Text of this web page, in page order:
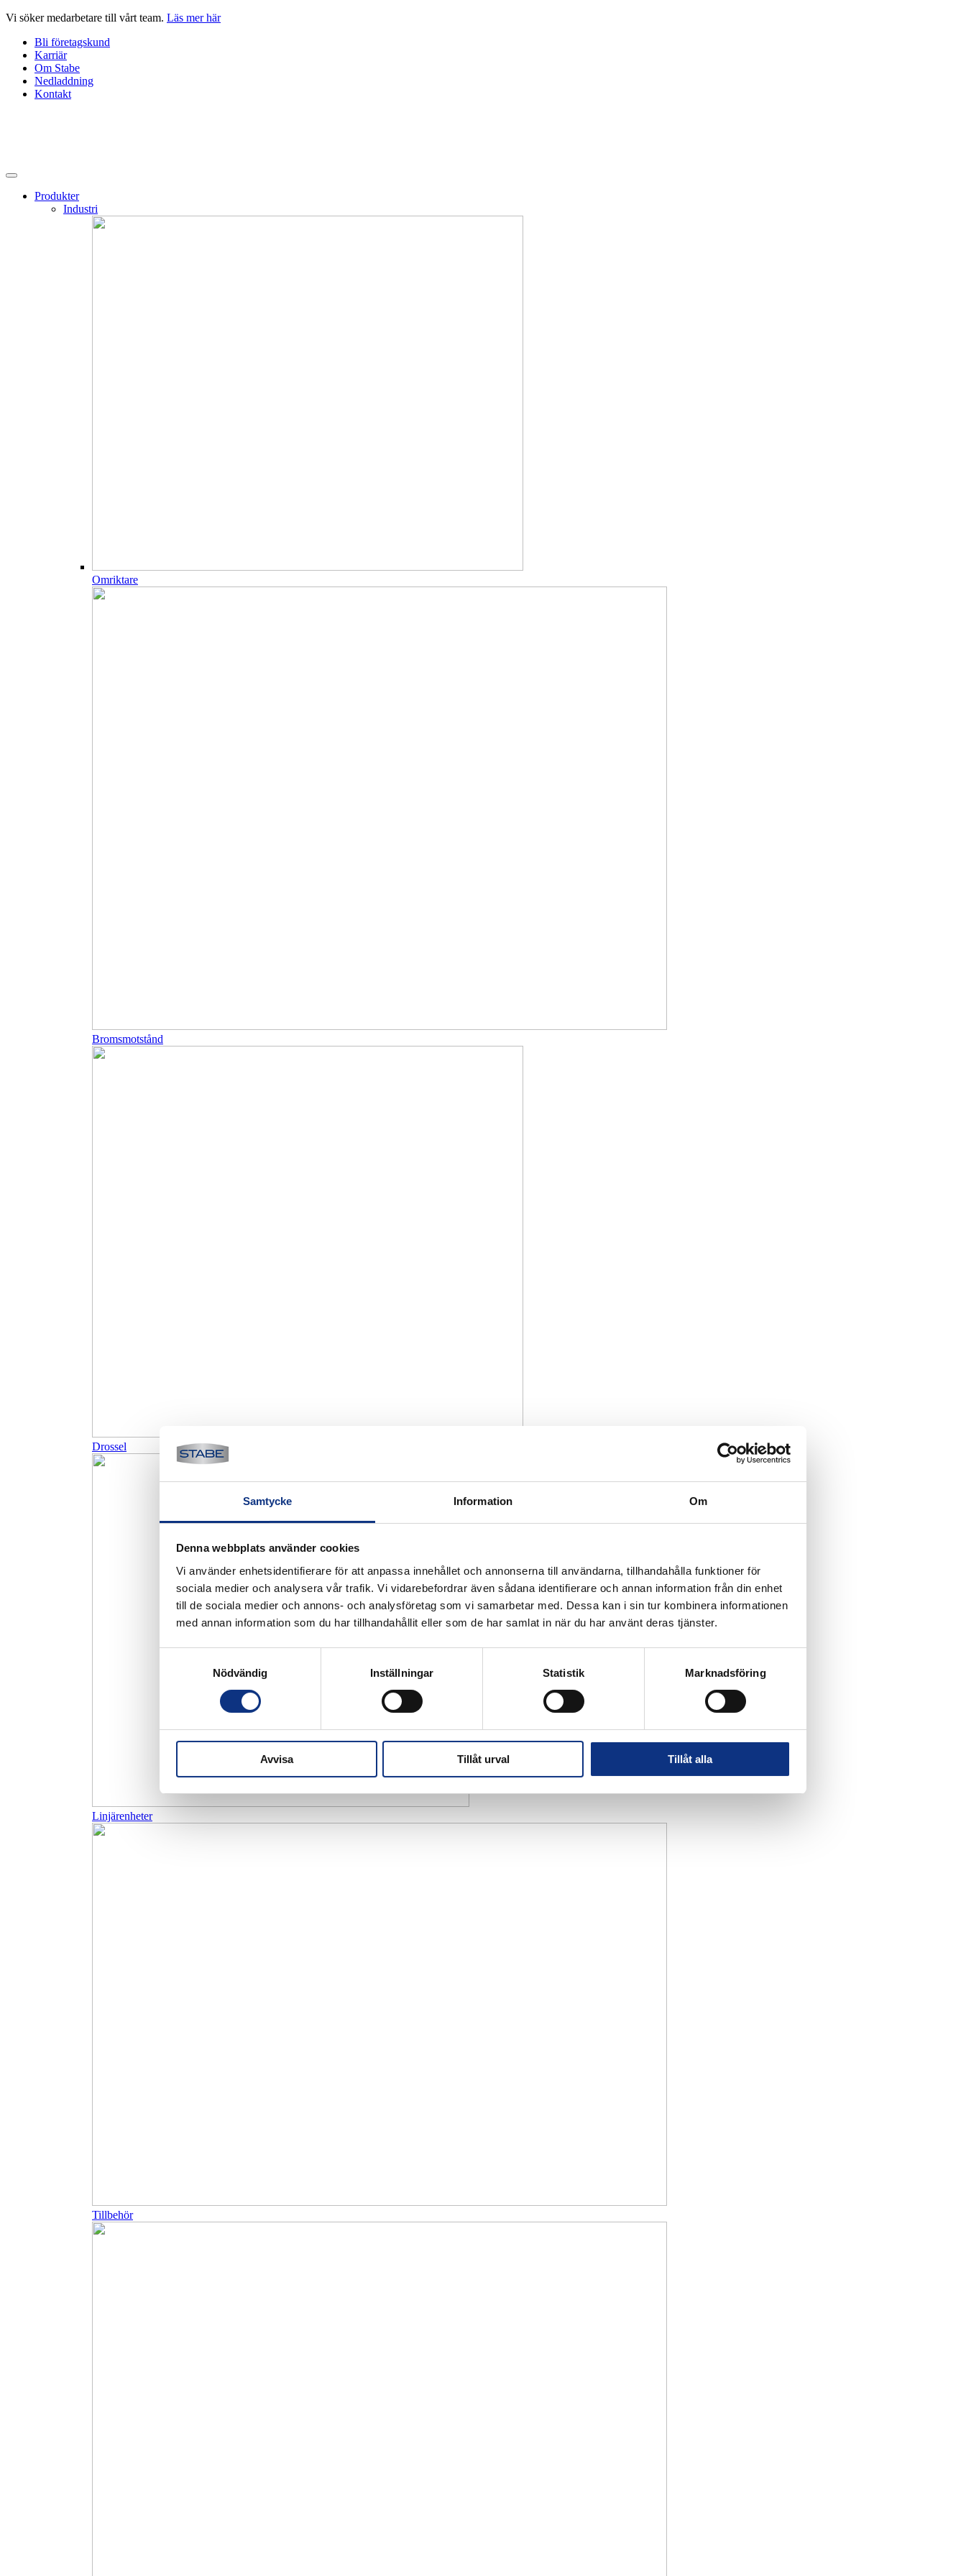
Samtycke Information Om
Denna webbplats använder cookies
Vi använder enhetsidentifierare för att anpassa innehållet och annonserna till användarna, tillhandahålla funktioner för
sociala medier och analysera vår trafik. Vi vidarebefordrar även sådana identifierare och annan information från din enhet
till de sociala medier och annons- och analysföretag som vi samarbetar med. Dessa kan i sin tur kombinera informationen
med annan information som du har tillhandahållit eller som de har samlat in när du har använt deras tjänster.
Nödvändig
Inställningar Statistik Marknadsföring
Avvisa Tillåt urval Tillåt alla
Hoppa
innehåll
Vi söker medarbetare till vårt team. Läs mer här
Bli företagskund
Karriär
Om Stabe
Nedladdning
Kontakt
Produkter
Industri
Omriktare
Bromsmotstånd
Drossel
Linjärenheter
Tillbehör